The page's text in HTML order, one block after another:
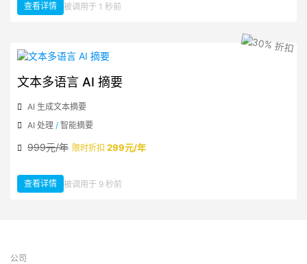
查看详情：多语言长文本 AI 关键字提取
被调用于 1 秒前
文本多语言 AI 摘要
AI 生成文本摘要
AI 处理 / 智能摘要
999元/年 限时折扣 299元/年
查看详情：文本多语言 AI 摘要
被调用于 9 秒前
公司